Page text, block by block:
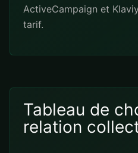
ActiveCampaign et
tarif.
Tableau de
relation